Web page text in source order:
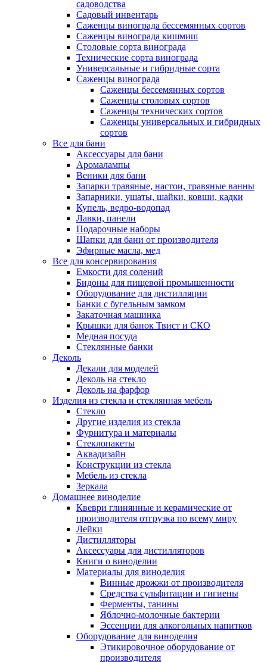
садоводства
Садовый инвентарь
Саженцы винограда бессемянных сортов
Саженцы винограда кишмиш
Столовые сорта винограда
Технические сорта винограда
Универсальные и гибридные сорта
Саженцы винограда
Саженцы бессемянных сортов
Саженцы столовых сортов
Саженцы технических сортов
Саженцы универсальных и гибридных
сортов
Все для бани
Аксессуары для бани
Аромалампы
Веники для бани
Запарки травяные, настои, травяные ванны
Запарники, ушаты, шайки, ковши, кадки
Купель, ведро-водопад
Лавки, панели
Подарочные наборы
Шапки для бани от производителя
Эфирные масла, мед
Все для консервирования
Емкости для солений
Бидоны для пищевой промышенности
Оборудование для дистилляции
Банки с бугельным замком
Закаточная машинка
Крышки для банок Твист и СКО
Медная посуда
Стеклянные банки
Деколь
Декали для моделей
Деколь на стекло
Деколь на фарфор
Изделия из стекла и стеклянная мебель
Стекло
Другие изделия из стекла
Фурнитура и материалы
Стеклопакеты
Аквадизайн
Конструкции из стекла
Мебель из стекла
Зеркала
Домашнее виноделие
Квеври глинянные и керамические от
производителя отгрузка по всему миру
Лейки
Дистилляторы
Аксессуары для дистилляторов
Книги о виноделии
Материалы для виноделия
Винные дрожжи от производителя
Средства сульфитации и гигиены
Ферменты, танины
Яблочно-молочные бактерии
Эссенции для алкогольных напитков
Оборудование для виноделия
Этикировочное оборудование от
производителя